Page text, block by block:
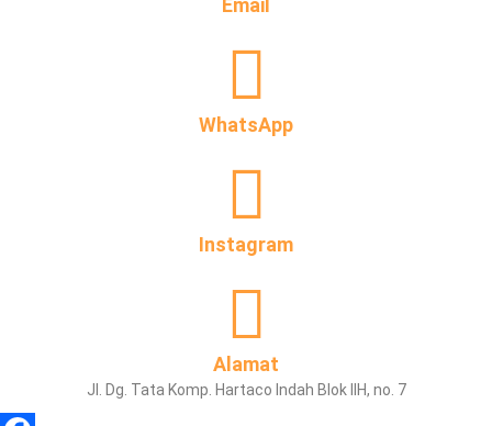
Email
WhatsApp
Instagram
Alamat
Jl. Dg. Tata Komp. Hartaco Indah Blok IIH, no. 7